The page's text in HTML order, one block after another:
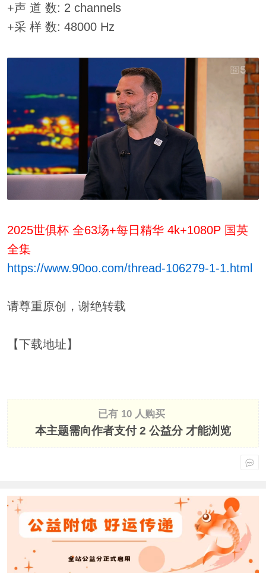
+声 道 数: 2 channels
+采 样 数: 48000 Hz
2025世俱杯 全63场+每日精华 4k+1080P 国英
全集
https://www.90oo.com/thread-106279-1-1.html
请尊重原创，谢绝转载
【下载地址】
已有 10 人购买
本主题需向作者支付2 公益分才能浏览